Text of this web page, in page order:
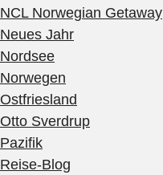
NCL Norwegian Getaway
Neues Jahr
Nordsee
Norwegen
Ostfriesland
Otto Sverdrup
Pazifik
Reise-Blog